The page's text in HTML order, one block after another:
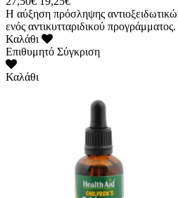
Η αύξηση πρόσληψης
ενός αντικυτταριδικού
Καλάθι
Επιθυμητό Σύγκριση
Καλάθι